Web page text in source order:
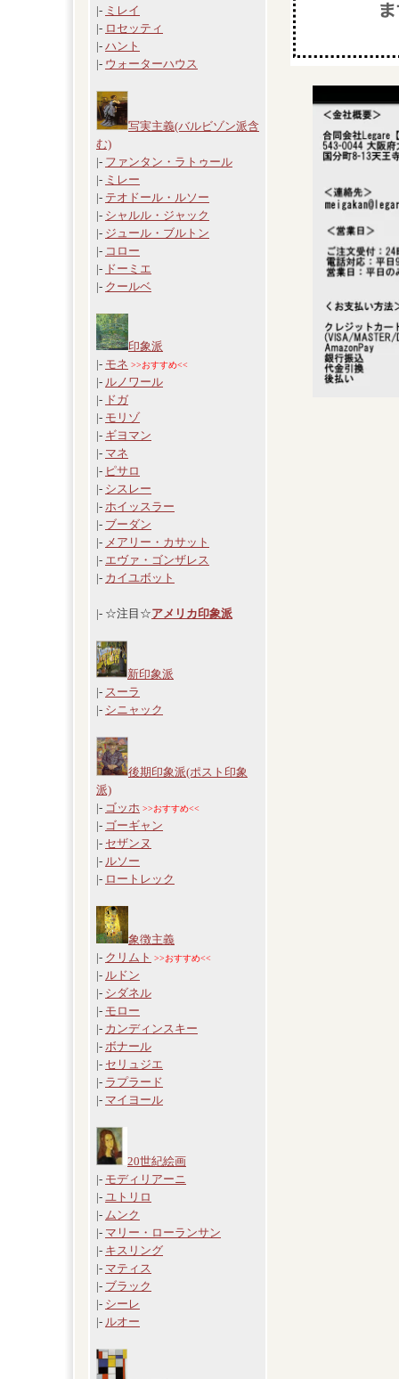
|- ミレイ
|- ロセッティ
|- ハント
|- ウォーターハウス
写実主義(バルビゾン派含
む)
|- ファンタン・ラトゥール
|- ミレー
|- テオドール・ルソー
|- シャルル・ジャック
|- ジュール・ブルトン
|- コロー
|- ドーミエ
|- クールベ
印象派
|- モネ >>おすすめ<<
|- ルノワール
|- ドガ
|- モリゾ
|- ギヨマン
|- マネ
|- ピサロ
|- シスレー
|- ホイッスラー
|- ブーダン
|- メアリー・カサット
|- エヴァ・ゴンザレス
|- カイユボット
|- ☆注目☆アメリカ印象派
新印象派
|- スーラ
|- シニャック
後期印象派(ポスト印象
派)
|- ゴッホ >>おすすめ<<
|- ゴーギャン
|- セザンヌ
|- ルソー
|- ロートレック
象徴主義
|- クリムト >>おすすめ<<
|- ルドン
|- シダネル
|- モロー
|- カンディンスキー
|- ボナール
|- セリュジエ
|- ラプラード
|- マイヨール
20世紀絵画
|- モディリアーニ
|- ユトリロ
|- ムンク
|- マリー・ローランサン
|- キスリング
|- マティス
|- ブラック
|- シーレ
|- ルオー